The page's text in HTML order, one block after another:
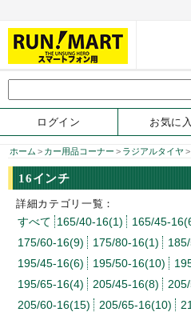
ログイン お気に
ホーム > カー用品コーナー > ラジアルタイヤ >
16インチ
詳細カテゴリ一覧：
すべて 165/40-16(1) 165/45-
175/60-16(9)
175/80-16(1)
195/45-16(6)
195/50-16(10)
195/65-16(4)
205/45-16(8)
205/60-16(15)
205/65-16(10)